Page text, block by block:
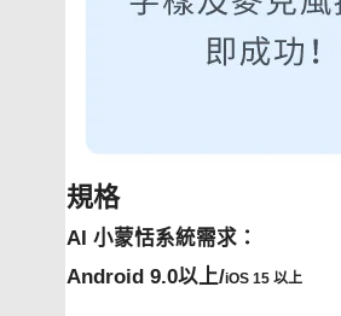
規格
AI 小蒙恬系統需求：
Android 9.0以上/iOS 15 以上